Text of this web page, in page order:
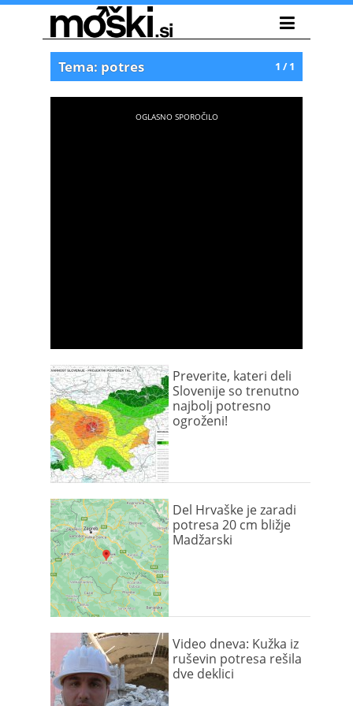
1 / 1
Tema: potres
Preverite, kateri deli
Slovenije so trenutno
najbolj potresno
ogroženi!
Del Hrvaške je zaradi
potresa 20 cm bližje
Madžarski
Video dneva: Kužka iz
ruševin potresa rešila
dve deklici